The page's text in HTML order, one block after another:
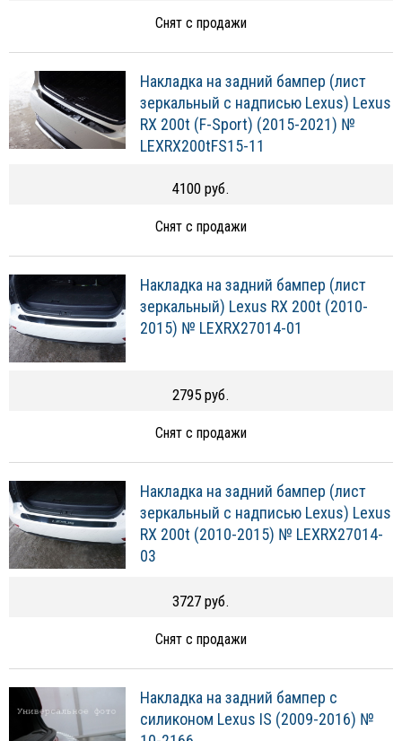
Снят с продажи
Накладка на задний бампер (лист
зеркальный с надписью Lexus) Lexus
RX 200t (F-Sport) (2015-2021) №
LEXRX200tFS15-11
4100 руб.
Снят с продажи
Накладка на задний бампер (лист
зеркальный) Lexus RX 200t (2010-
2015) № LEXRX27014-01
2795 руб.
Снят с продажи
Накладка на задний бампер (лист
зеркальный с надписью Lexus) Lexus
RX 200t (2010-2015) № LEXRX27014-
03
3727 руб.
Снят с продажи
Накладка на задний бампер с
силиконом Lexus IS (2009-2016) №